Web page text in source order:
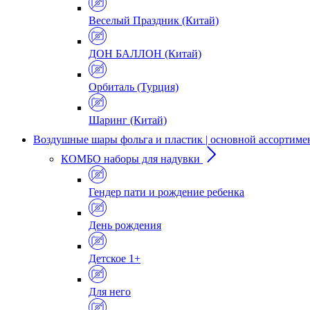
Веселый Праздник (Китай)
ДОН БАЛЛОН (Китай)
Орбиталь (Турция)
Шаринг (Китай)
Воздушные шары фольга и пластик | основной
КОМБО наборы для надувки
Гендер пати и рождение ребенка
День рождения
Детское 1+
Для него